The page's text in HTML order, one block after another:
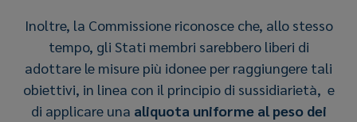
Inoltre, la Commissione riconosce che, allo stesso
tempo, gli Stati membri sarebbero liberi di
adottare le misure più idonee per raggiungere tali
obiettivi, in linea con il principio di sussidiarietà, e
di applicare una aliquota uniforme al peso dei